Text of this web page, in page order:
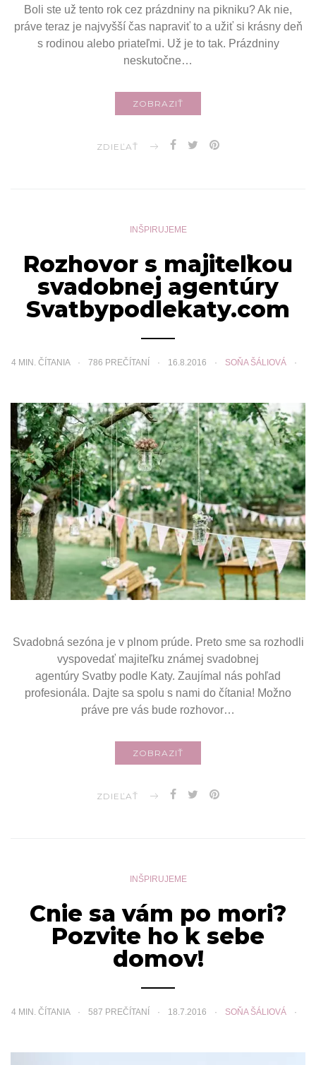
Boli ste už tento rok cez prázdniny na pikniku? Ak nie,
práve teraz je najvyšší čas napraviť to a užiť si krásny deň
s rodinou alebo priateľmi. Už je to tak. Prázdniny
neskutočne…
ZOBRAZIŤ
ZDIEĽAŤ
INŠPIRUJEME
Rozhovor s majiteľkou
svadobnej agentúry
Svatbypodlekaty.com
4 MIN. ČÍTANIA 786 PREČÍTANÍ 16.8.2016 SOŇA ŠÁLIOVÁ
Svadobná sezóna je v plnom prúde. Preto sme sa rozhodli
vyspovedať majiteľku známej svadobnej
agentúry Svatby podle Katy. Zaujímal nás pohľad
profesionála. Dajte sa spolu s nami do čítania! Možno
práve pre vás bude rozhovor…
ZOBRAZIŤ
ZDIEĽAŤ
INŠPIRUJEME
Cnie sa vám po mori?
Pozvite ho k sebe
domov!
4 MIN. ČÍTANIA 587 PREČÍTANÍ 18.7.2016 SOŇA ŠÁLIOVÁ